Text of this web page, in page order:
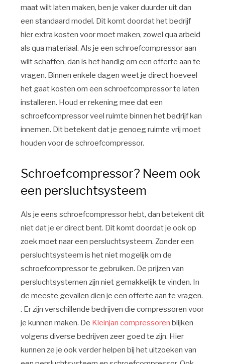
maat wilt laten maken, ben je vaker duurder uit dan
een standaard model. Dit komt doordat het bedrijf
hier extra kosten voor moet maken, zowel qua arbeid
als qua materiaal. Als je een schroefcompressor aan
wilt schaffen, dan is het handig om een offerte aan te
vragen. Binnen enkele dagen weet je direct hoeveel
het gaat kosten om een schroefcompressor te laten
installeren. Houd er rekening mee dat een
schroefcompressor veel ruimte binnen het bedrijf kan
innemen. Dit betekent dat je genoeg ruimte vrij moet
houden voor de schroefcompressor.
Schroefcompressor? Neem ook
een persluchtsysteem
Als je eens schroefcompressor hebt, dan betekent dit
niet dat je er direct bent. Dit komt doordat je ook op
zoek moet naar een persluchtsysteem. Zonder een
persluchtsysteem is het niet mogelijk om de
schroefcompressor te gebruiken. De prijzen van
persluchtsystemen zijn niet gemakkelijk te vinden. In
de meeste gevallen dien je een offerte aan te vragen.
. Er zijn verschillende bedrijven die compressoren voor
je kunnen maken. De Kleinjan compressoren blijken
volgens diverse bedrijven zeer goed te zijn. Hier
kunnen ze je ook verder helpen bij het uitzoeken van